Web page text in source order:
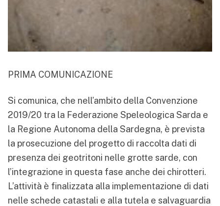
PRIMA COMUNICAZIONE
Si comunica, che nell’ambito della Convenzione
2019/20 tra la Federazione Speleologica Sarda e
la Regione Autonoma della Sardegna, è prevista
la prosecuzione del progetto di raccolta dati di
presenza dei geotritoni nelle grotte sarde, con
l’integrazione in questa fase anche dei chirotteri.
L’attività è finalizzata alla implementazione di dati
nelle schede catastali e alla tutela e salvaguardia